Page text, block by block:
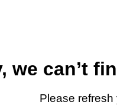
we can’t
Please refresh